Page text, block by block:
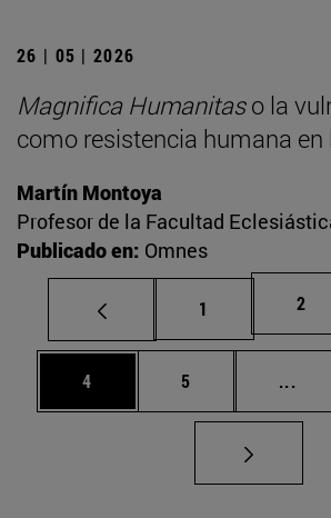
26 | 05 | 2026
Magnifica Humanitaso la
como resistencia humana en
Martín Montoya
Profesor de la Facultad
Publicado en: Omnes
Página
1 2
Página
4 Página
5 ...